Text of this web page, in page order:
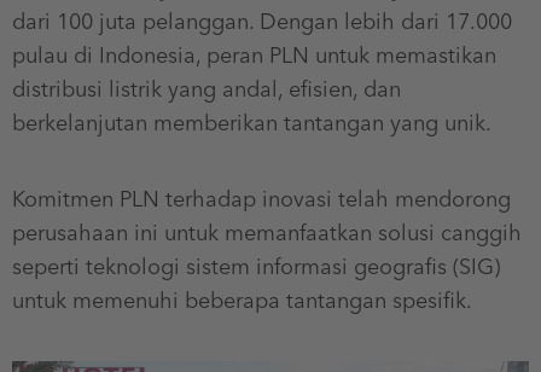
dari 100 juta pelanggan. Dengan lebih dari 17.000
pulau di Indonesia, peran PLN untuk memastikan
distribusi listrik yang andal, efisien, dan
berkelanjutan memberikan tantangan yang unik.
Komitmen PLN terhadap inovasi telah mendorong
perusahaan ini untuk memanfaatkan solusi canggih
seperti teknologi sistem informasi geografis (SIG)
untuk memenuhi beberapa tantangan spesifik.